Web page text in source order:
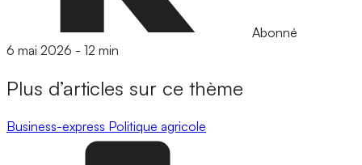
Abonné
6 mai 2026 - 12 min
Plus d’articles sur ce thème
Business-express Politique agricole